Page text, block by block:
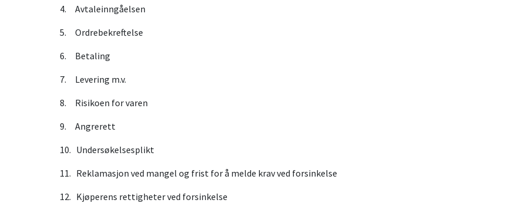
4. Avtaleinngåelsen
5. Ordrebekreftelse
6. Betaling
7. Levering m.v.
8. Risikoen for varen
9. Angrerett
10. Undersøkelsesplikt
11. Reklamasjon ved mangel og frist for å melde krav ved forsinkelse
12. Kjøperens rettigheter ved forsinkelse